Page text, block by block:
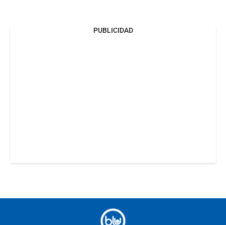
PUBLICIDAD